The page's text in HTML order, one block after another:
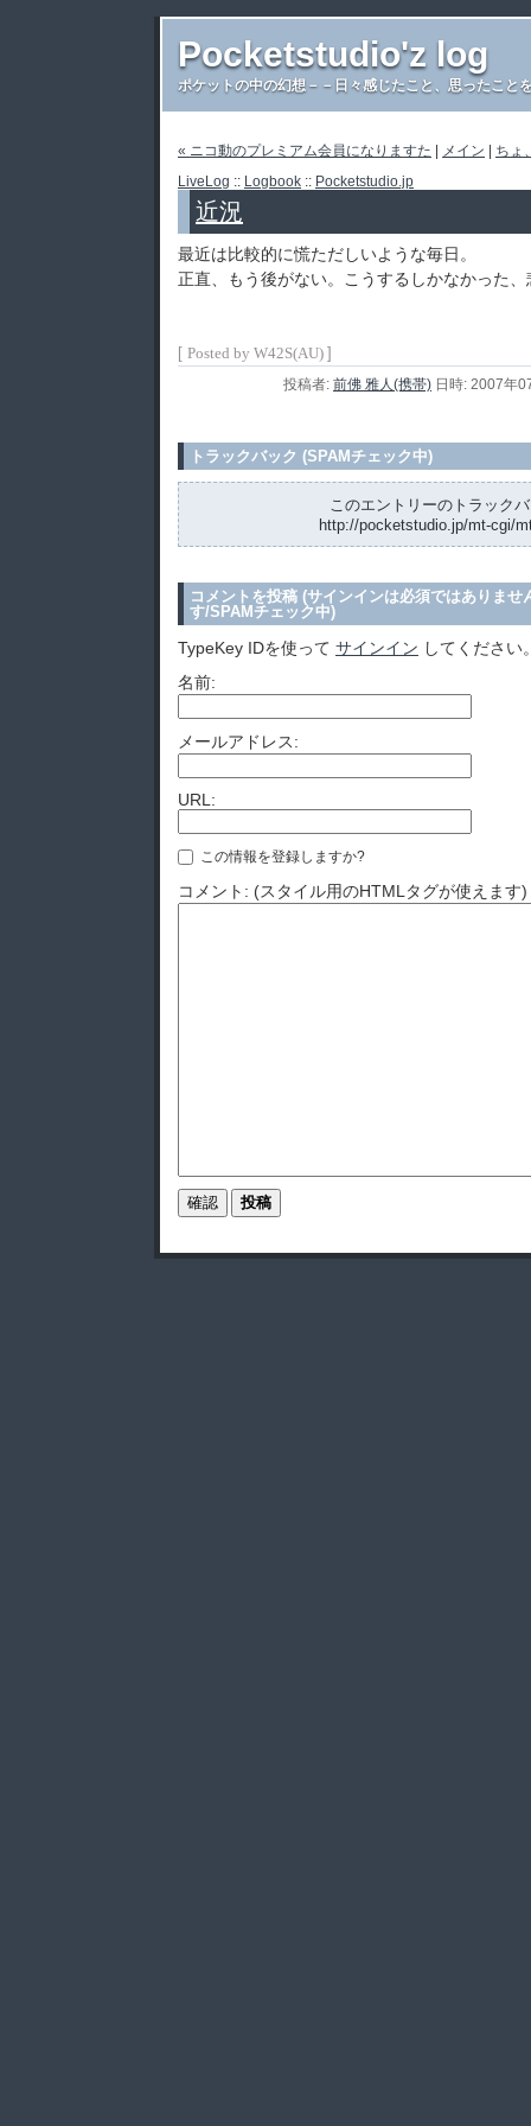
Pocketstudio'z log
ポケットの中の幻想－－日々感じたこと、思ったこと
« ニコ動のプレミアム会員になりますた メイン
ちょ
LiveLog :: Logbook :: Pocketstudio.jp
近況
最近は比較的に慌ただしいような毎日。
正直、もう後がない。こうするしかなかった
[ Posted by W42S(AU) ]
投稿者: 前佛 雅人(携帯) 日時: 2007年
トラックバック (SPAMチェック中)
このエントリーのトラック
http://pocketstudio.jp/mt-cgi/
コメントを投稿 (サインインは必須ではありませ
す/SPAMチェック中)
TypeKey IDを使って サインイン してください
名前:
メールアドレス:
URL:
この情報を登録しますか?
コメント: (スタイル用のHTMLタグが使えます)